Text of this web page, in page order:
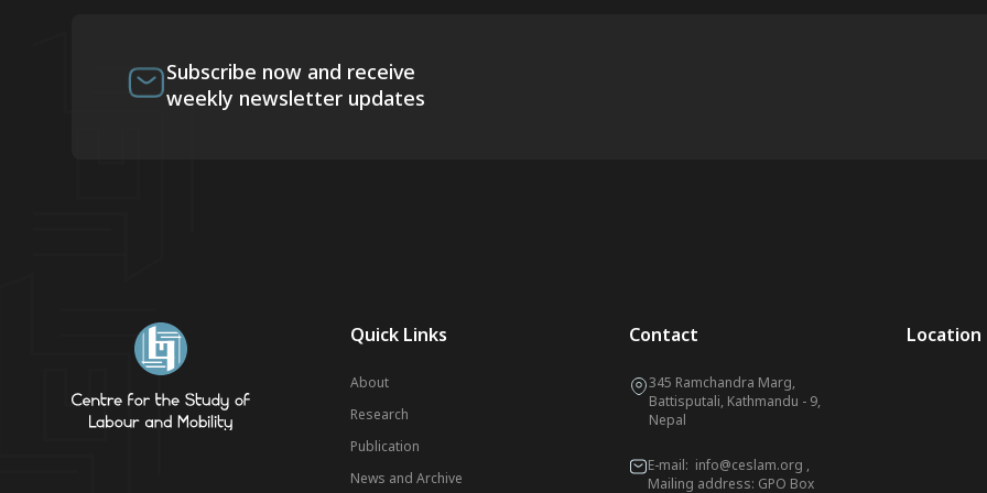
Subscribe now and receive
weekly newsletter updates
Quick Links
About
Research
Publication
News and Archive
Contact
345 Ramchandra Marg,
Battisputali, Kathmandu - 9,
Nepal
E-mail: info@ceslam.org ,
Mailing address: GPO Box
Location